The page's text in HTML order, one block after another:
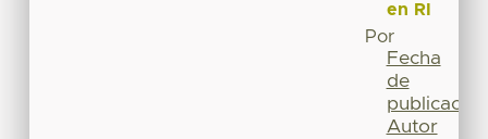
en RI
Por
Fecha
de
publicación
Autor